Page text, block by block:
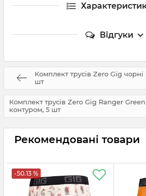
Відгуки
Комплект трусів Zero Gig
шт
Комплект трусів Zero Gig Ranger
контуром, 5 шт
Рекомендовані товари
-50.13 %